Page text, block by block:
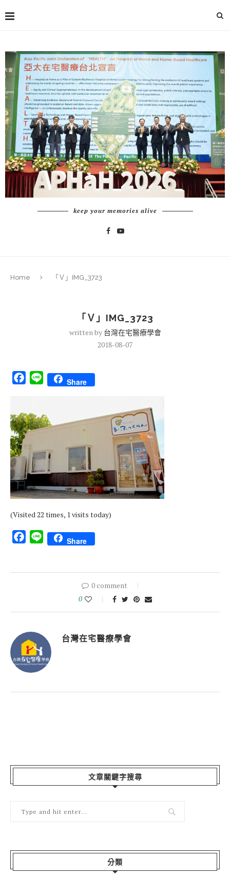
keep your memories alive
Home 「Ｖ」IMG_3723
「Ｖ」IMG_3723
written by 台灣在宅醫療學會
2018-08-07
Facebook
Line Share
(Visited 22 times, 1 visits today)
Facebook
Line Share
0 comment
0
台灣在宅醫療學會
文章關鍵字搜尋
分類